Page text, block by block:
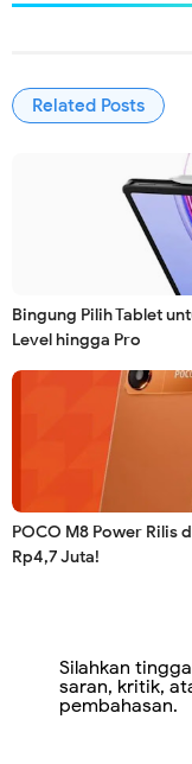
Related Posts
Bingung Pilih Tablet
Level hingga Pro
POCO M8 Power Rilis
Rp4,7 Juta!
Silahkan
saran, kritik,
pembahasan.